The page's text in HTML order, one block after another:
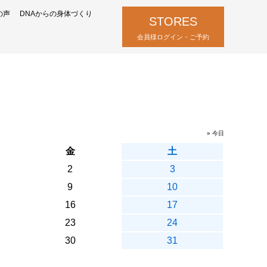
声 DNAからの身体づくり
STORES
会員様ログイン・ご予約
» 今日
金
土
2
3
9
10
16
17
23
24
30 31